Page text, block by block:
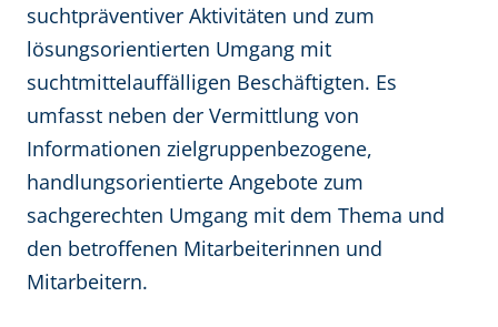
suchtpräventiver Aktivitäten und zum
lösungsorientierten Umgang mit
suchtmittelauffälligen Beschäftigten. Es
umfasst neben der Vermittlung von
Informationen zielgruppenbezogene,
handlungsorientierte Angebote zum
sachgerechten Umgang mit dem Thema und
den betroffenen Mitarbeiterinnen und
Mitarbeitern.